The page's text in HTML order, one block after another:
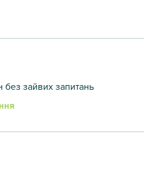
без зайвих запитань